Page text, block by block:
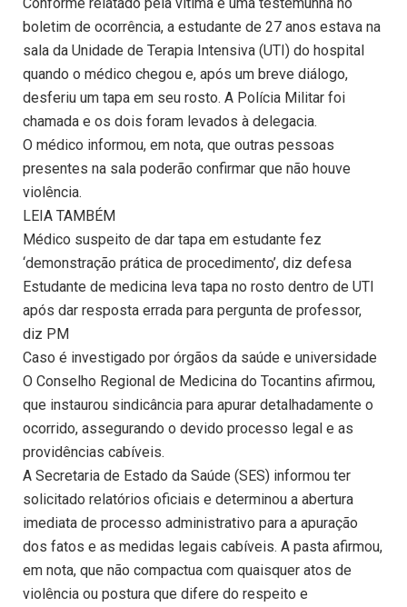
boletim de ocorrência, a estudante de 27 anos estava na
sala da Unidade de Terapia Intensiva (UTI) do hospital
quando o médico chegou e, após um breve diálogo,
desferiu um tapa em seu rosto. A Polícia Militar foi
chamada e os dois foram levados à delegacia.
O médico informou, em nota, que outras pessoas
presentes na sala poderão confirmar que não houve
violência.
LEIA TAMBÉM
Médico suspeito de dar tapa em estudante fez
‘demonstração prática de procedimento’, diz defesa
Estudante de medicina leva tapa no rosto dentro de UTI
após dar resposta errada para pergunta de professor,
diz PM
Caso é investigado por órgãos da saúde e universidade
O Conselho Regional de Medicina do Tocantins afirmou,
que instaurou sindicância para apurar detalhadamente o
ocorrido, assegurando o devido processo legal e as
providências cabíveis.
A Secretaria de Estado da Saúde (SES) informou ter
solicitado relatórios oficiais e determinou a abertura
imediata de processo administrativo para a apuração
dos fatos e as medidas legais cabíveis. A pasta afirmou,
em nota, que não compactua com quaisquer atos de
violência ou postura que difere do respeito e